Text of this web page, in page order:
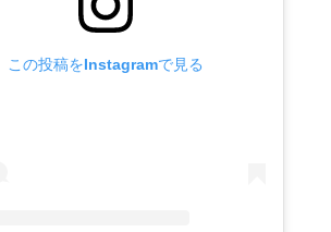
この投稿をInstagramで見る